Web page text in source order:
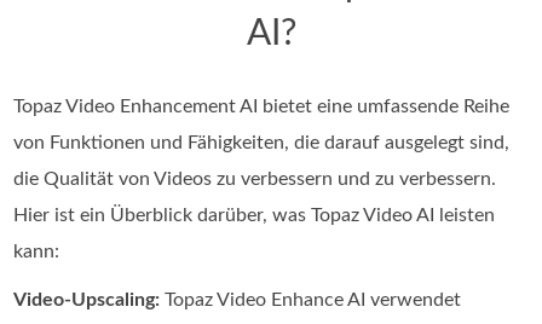
AI?
Topaz Video Enhancement AI bietet eine umfassende Reihe
von Funktionen und Fähigkeiten, die darauf ausgelegt sind,
die Qualität von Videos zu verbessern und zu verbessern.
Hier ist ein Überblick darüber, was Topaz Video AI leisten
kann:
Video-Upscaling: Topaz Video Enhance AI verwendet